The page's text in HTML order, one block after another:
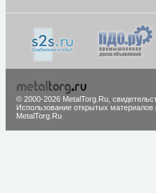
© 2000-2026 MetalTorg.Ru,
Использование открытых
MetalTorg.Ru